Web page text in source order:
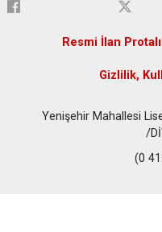
Resmi İlan Protalı
Gizlilik,
Yenişehir Mahallesi
/
(0